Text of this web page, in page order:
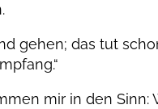
gehen; das tut
mir in den Sinn: